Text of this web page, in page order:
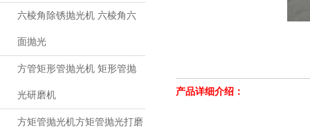
六棱角除锈抛光机 六棱角六
面抛光
方管矩形管抛光机 矩形管抛
光研磨机
方矩管抛光机方矩管抛光打磨
产品详细介绍：